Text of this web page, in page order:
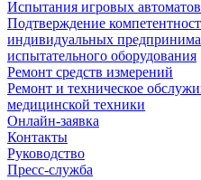
Испытания игровых
Подтверждение
индивидуальных
испытательного оборудования
Ремонт средств измерений
Ремонт и техническое
медицинской техники
Онлайн-заявка
Контакты
Руководство
Пресс-служба